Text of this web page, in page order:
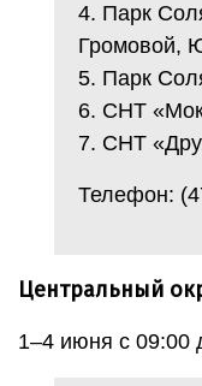
4. Парк
Громовой,
5. Парк
6. СНТ
7. СНТ
Телефон:
Центральный
1–4 июня с 09:00